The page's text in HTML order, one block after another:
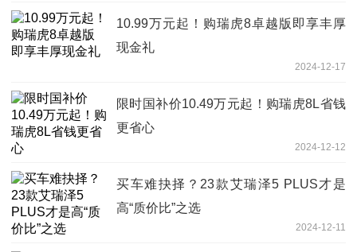
10.99万元起！购瑞虎8卓越版即享丰厚
现金礼
2024-12-17
限时国补价10.49万元起！购瑞虎8L省钱
更省心
2024-12-12
买车难抉择？23款艾瑞泽5 PLUS才是
高“质价比”之选
2024-12-11